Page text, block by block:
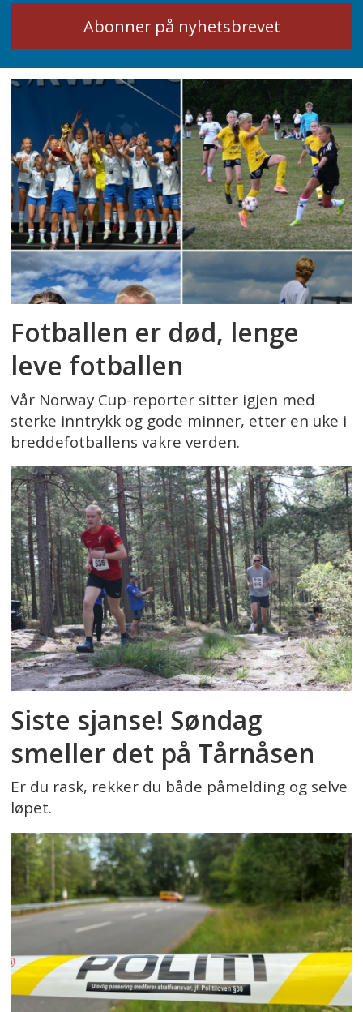
Fotballen er død, lenge
leve fotballen
Vår Norway Cup-reporter sitter igjen med
sterke inntrykk og gode minner, etter en uke i
breddefotballens vakre verden.
Siste sjanse! Søndag
smeller det på Tårnåsen
Er du rask, rekker du både påmelding og selve
løpet.